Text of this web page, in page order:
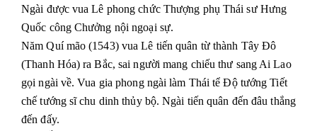
Ngài được vua Lê phong chức Thượng phụ Thái sư Hưng
Quốc công Chưởng nội ngoại sự.
Năm Quí mão (1543) vua Lê tiến quân từ thành Tây Đô
(Thanh Hóa) ra Bắc, sai người mang chiếu thư sang Ai Lao
gọi ngài về. Vua gia phong ngài làm Thái tể Độ tướng Tiết
chế tướng sĩ chu dinh thủy bộ. Ngài tiến quân đến đâu thắng
đến đấy.